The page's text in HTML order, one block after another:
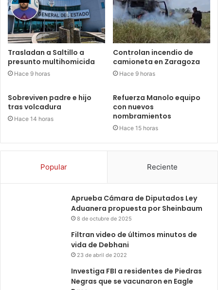
Trasladan a Saltillo a
presunto multihomicida
Hace 9 horas
Controlan incendio de
camioneta en Zaragoza
Hace 9 horas
Sobreviven padre e hijo
tras volcadura
Hace 14 horas
Refuerza Manolo equipo
con nuevos
nombramientos
Hace 15 horas
Popular Reciente
Aprueba Cámara de Diputados Ley
Aduanera propuesta por Sheinbaum
8 de octubre de 2025
Filtran video de últimos minutos de
vida de Debhani
23 de abril de 2022
Investiga FBI a residentes de Piedras
Negras que se vacunaron en Eagle